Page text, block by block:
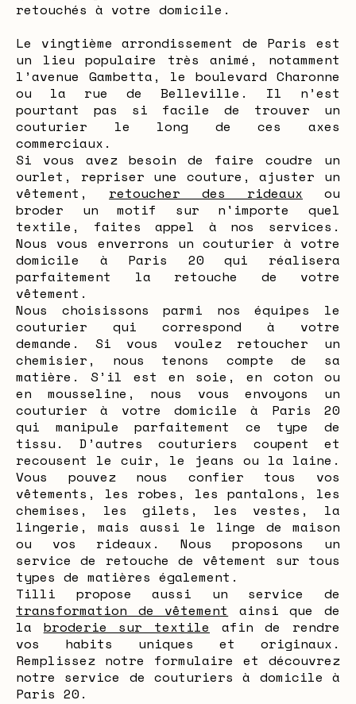
retouchés à votre domicile.
Le vingtième arrondissement de Paris est
un lieu populaire très animé, notamment
l’avenue Gambetta, le boulevard Charonne
ou la rue de Belleville. Il n’est
pourtant pas si facile de trouver un
couturier le long de ces axes
commerciaux.
Si vous avez besoin de faire coudre un
ourlet, repriser une couture, ajuster un
vêtement, retoucher des rideaux ou
broder un motif sur n'importe quel
textile, faites appel à nos services.
Nous vous enverrons un couturier à votre
domicile à Paris 20 qui réalisera
parfaitement la retouche de votre
vêtement.
Nous choisissons parmi nos équipes le
couturier qui correspond à votre
demande. Si vous voulez retoucher un
chemisier, nous tenons compte de sa
matière. S’il est en soie, en coton ou
en mousseline, nous vous envoyons un
couturier à votre domicile à Paris 20
qui manipule parfaitement ce type de
tissu. D’autres couturiers coupent et
recousent le cuir, le jeans ou la laine.
Vous pouvez nous confier tous vos
vêtements, les robes, les pantalons, les
chemises, les gilets, les vestes, la
lingerie, mais aussi le linge de maison
ou vos rideaux. Nous proposons un
service de retouche de vêtement sur tous
types de matières également.
Tilli propose aussi un service de
transformation de vêtement ainsi que de
la broderie sur textile afin de rendre
vos habits uniques et originaux.
Remplissez notre formulaire et découvrez
notre service de couturiers à domicile à
Paris 20.